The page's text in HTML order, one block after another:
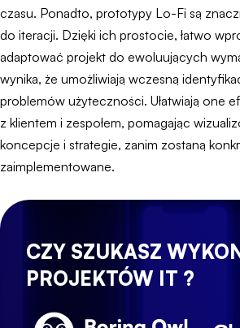
czasu. Ponadto, prototypy Lo-Fi są
do iteracji. Dzięki ich prostocie, łatwo
adaptować projekt do ewoluujących
wynika, że umożliwiają wczesną
problemów użyteczności. Ułatwiają one
z klientem i zespołem, pomagając
koncepcje i strategie, zanim zostaną
zaimplementowane.
CZY SZUKASZ
PROJEKTÓW IT ?